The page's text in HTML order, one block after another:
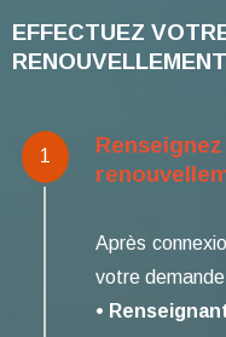
EFFECTUEZ
1
Après
votre
•